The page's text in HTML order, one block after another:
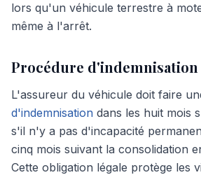
lors qu'un véhicule terrestre à
même à l'arrêt.
Procédure d'indemnisation
L'assureur du véhicule doit faire
d'indemnisation dans les huit mois
s'il n'y a pas d'incapacité
cinq mois suivant la consolidation
Cette obligation légale protège les